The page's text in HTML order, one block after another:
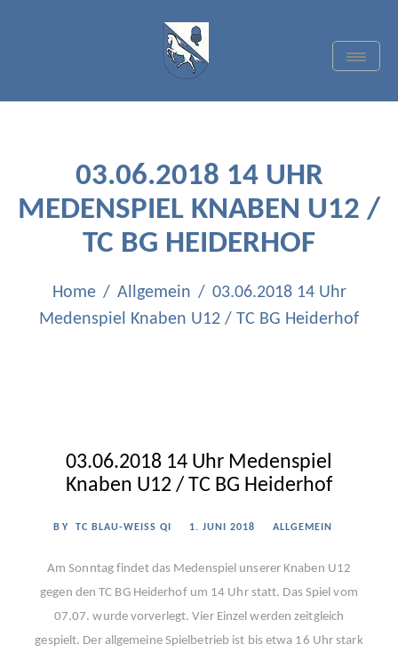
Toggle
TC BLAU-WEISS
E.V.
03.06.2018 14 UHR
MEDENSPIEL KNABEN U12 /
TC BG HEIDERHOF
Home Allgemein
03.06.2018 14 Uhr
Medenspiel Knaben U12 / TC BG Heiderhof
03.06.2018 14 Uhr Medenspiel
Knaben U12 / TC BG Heiderhof
BY TC BLAU-WEISS QI 1. JUNI 2018 ALLGEMEIN
Am Sonntag findet das Medenspiel unserer Knaben U12
gegen den TC BG Heiderhof um 14 Uhr statt. Das Spiel vom
07.07. wurde vorverlegt. Vier Einzel werden zeitgleich
gespielt. Der allgemeine Spielbetrieb ist bis etwa 16 Uhr stark